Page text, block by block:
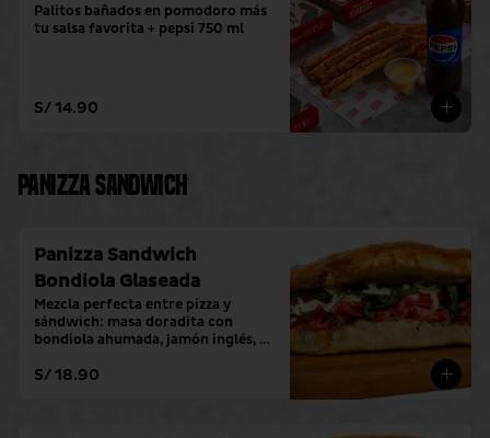
Palitos bañados en pomodoro más
tu salsa favorita + pepsi 750 ml
S/ 14.90
Panizza Sandwich
Panizza Sandwich
Bondiola Glaseada
Mezcla perfecta entre pizza y
sándwich: masa doradita con
bondiola ahumada, jamón inglés,
fresco de crema alioli.
S/ 18.90